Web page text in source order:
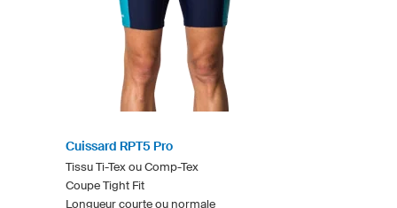
Cuissard RPT5 Pro
Tissu Ti-Tex ou Comp-Tex
Coupe Tight Fit
Longueur courte ou normale